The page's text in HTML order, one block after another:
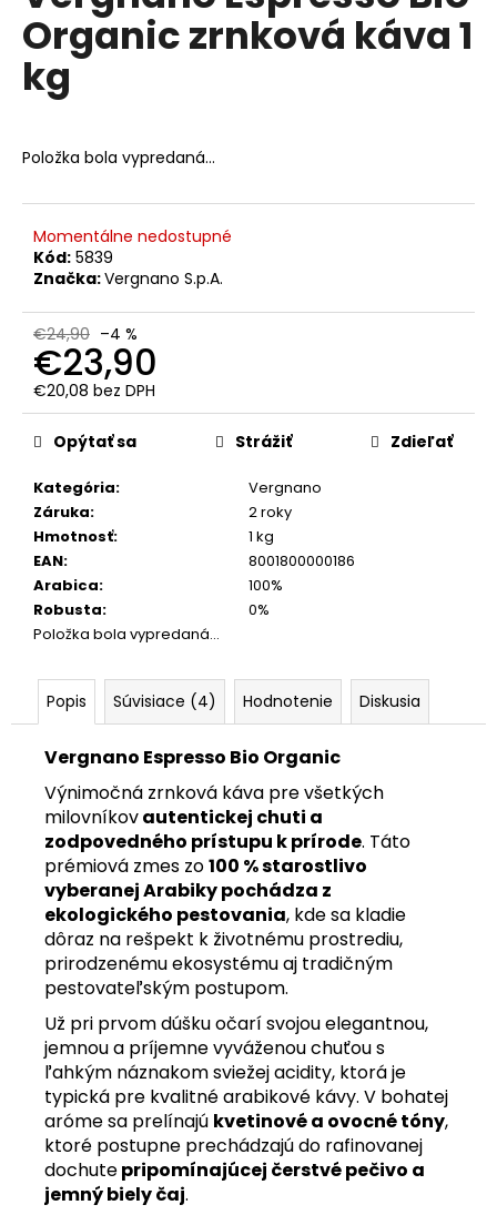
0,0
z
5
hviezdičiek.
Organic zrnková káva 1
kg
Položka bola vypredaná…
Momentálne nedostupné
Kód: 5839
Značka:Vergnano S.p.A.
€24,90 –4 %
€23,90
€20,08 bez DPH
Jednotková
cena:
Kategória:
Vergnano
Záruka:
2 roky
Hmotnosť:
1 kg
EAN:
8001800000186
Arabica:
100%
Robusta:
0%
Položka bola vypredaná…
Opýtať sa Strážiť Zdieľať
Popis Súvisiace (4) Hodnotenie Diskusia
Vergnano Espresso Bio Organic
Výnimočná zrnková káva pre všetkých
milovníkovautentickej chuti a
zodpovedného prístupu k prírode. Táto
prémiová zmes zo100 % starostlivo
vyberanej Arabiky pochádza z
ekologického pestovania, kde sa kladie
dôraz na rešpekt k životnému prostrediu,
prirodzenému ekosystému aj tradičným
pestovateľským postupom.
Už pri prvom dúšku očarí svojou elegantnou,
jemnou a príjemne vyváženou chuťou s
ľahkým náznakom sviežej acidity, ktorá je
typická pre kvalitné arabikové kávy. V bohatej
aróme sa prelínajú kvetinové a ovocné tóny,
ktoré postupne prechádzajú do rafinovanej
dochutepripomínajúcej čerstvé pečivo a
jemný biely čaj.
a
m
e
QUALITA
ZRNKOVÁ
KG
€19,50
Pôvodne: